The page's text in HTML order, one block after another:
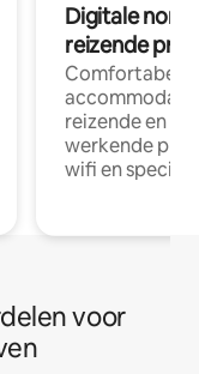
Digitale
reizende
Comfortabele
reizende en
werkende
wifi en
voor